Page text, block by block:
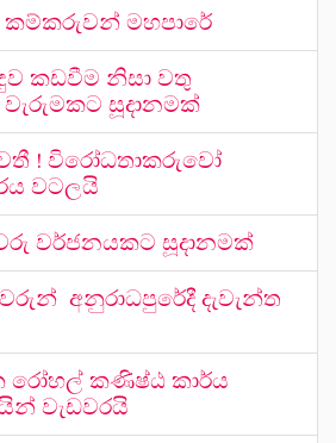
කම්කරුවන් මහපාරේ
කඩවීම නිසා වතු
සූදානමක්
! විරෝධතාකරුවෝ
වටලයි
වර්ජනයකට සූදානමක්
අනුරාධපුරේදී දැවැන්ත
රෝහල් කණිෂ්ඨ කාර්ය
වැඩවරයි